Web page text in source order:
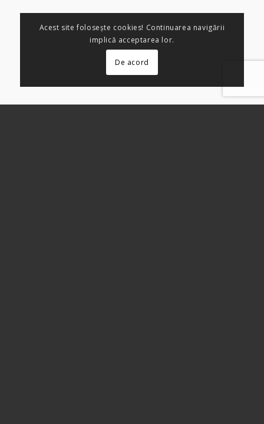
Acest site foloseşte cookies! Continuarea navigării
implică acceptarea lor.
De acord